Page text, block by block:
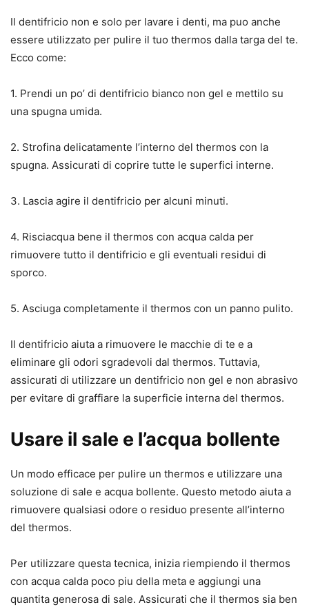
Il dentifricio non e solo per lavare i denti, ma puo anche
essere utilizzato per pulire il tuo thermos dalla targa del te.
Ecco come:
1. Prendi un po’ di dentifricio bianco non gel e mettilo su
una spugna umida.
2. Strofina delicatamente l’interno del thermos con la
spugna. Assicurati di coprire tutte le superfici interne.
3. Lascia agire il dentifricio per alcuni minuti.
4. Risciacqua bene il thermos con acqua calda per
rimuovere tutto il dentifricio e gli eventuali residui di
sporco.
5. Asciuga completamente il thermos con un panno pulito.
Il dentifricio aiuta a rimuovere le macchie di te e a
eliminare gli odori sgradevoli dal thermos. Tuttavia,
assicurati di utilizzare un dentifricio non gel e non abrasivo
per evitare di graffiare la superficie interna del thermos.
Usare il sale e l’acqua bollente
Un modo efficace per pulire un thermos e utilizzare una
soluzione di sale e acqua bollente. Questo metodo aiuta a
rimuovere qualsiasi odore o residuo presente all’interno
del thermos.
Per utilizzare questa tecnica, inizia riempiendo il thermos
con acqua calda poco piu della meta e aggiungi una
quantita generosa di sale. Assicurati che il thermos sia ben